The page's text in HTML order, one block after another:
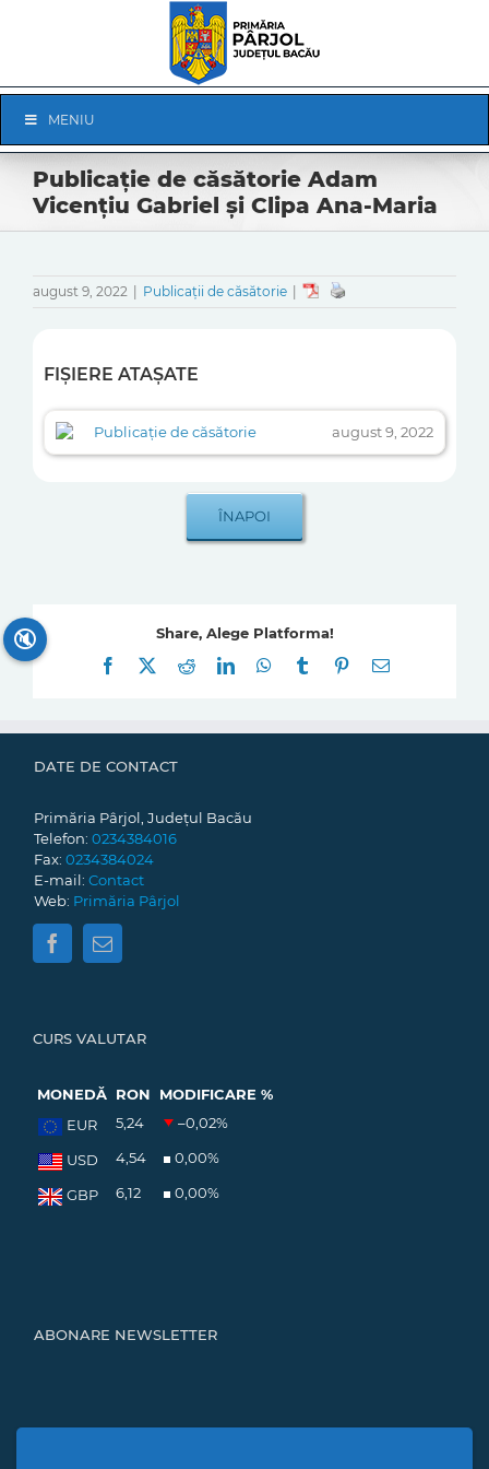
Navigation
MENIU
Publicație de căsătorie Adam
Vicențiu Gabriel și Clipa Ana-Maria
august 9, 2022 Publicații de căsătorie
FIȘIERE ATAȘATE
Publicație de căsătorie august 9, 2022
Share, Alege Platforma!
Facebook
RedditLinkedInWhatsApp
Tumblr Pinterest
E-
DATE DE CONTACT
Primăria Pârjol, Județul Bacău
Telefon: 0234384016
Fax: 0234384024
E-mail: Contact
Web: Primăria Pârjol
CURS VALUTAR
MONEDĂ RON
MODIFICARE %
EUR
5,24 –0,02%
USD 4,54 0,00%
GBP 6,12 0,00%
ABONARE NEWSLETTER
🔇